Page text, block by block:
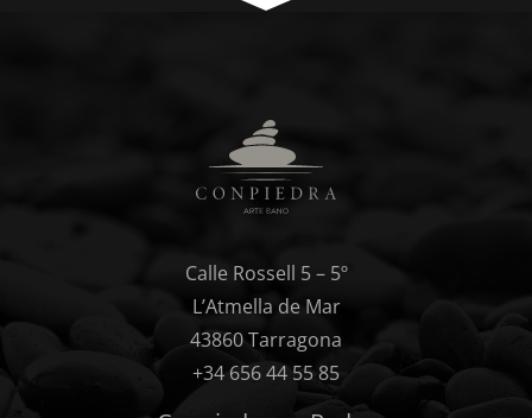
Calle Rossell 5 – 5º
L’Atmella de Mar
43860 Tarragona
+34 656 44 55 85